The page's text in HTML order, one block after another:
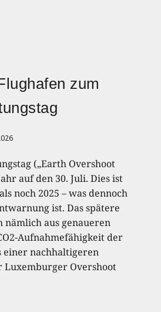
zum
(„Earth Overshoot
auf den 30. Juli. Dies ist
noch 2025 – was dennoch
ist. Das spätere
nämlich aus genaueren
Aufnahmefähigkeit der
einer nachhaltigeren
Luxemburger Overshoot